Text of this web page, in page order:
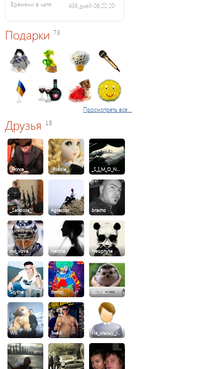
Времени в чате: 436 дней 06:25:20
Подарки 73
Просмотреть все...
Друзья 18
_Prince__ _Riddle_ _S_I_M_O_N…
_Sandora_ Agressor bracho
mc_vova Neitina Neophyte
Scythe smirol sSikNeSs
Wik Змей Йа_слышу_г…